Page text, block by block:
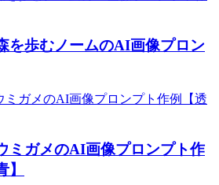
を歩むノームのAI画像プロン
ミガメのAI画像プロンプト作